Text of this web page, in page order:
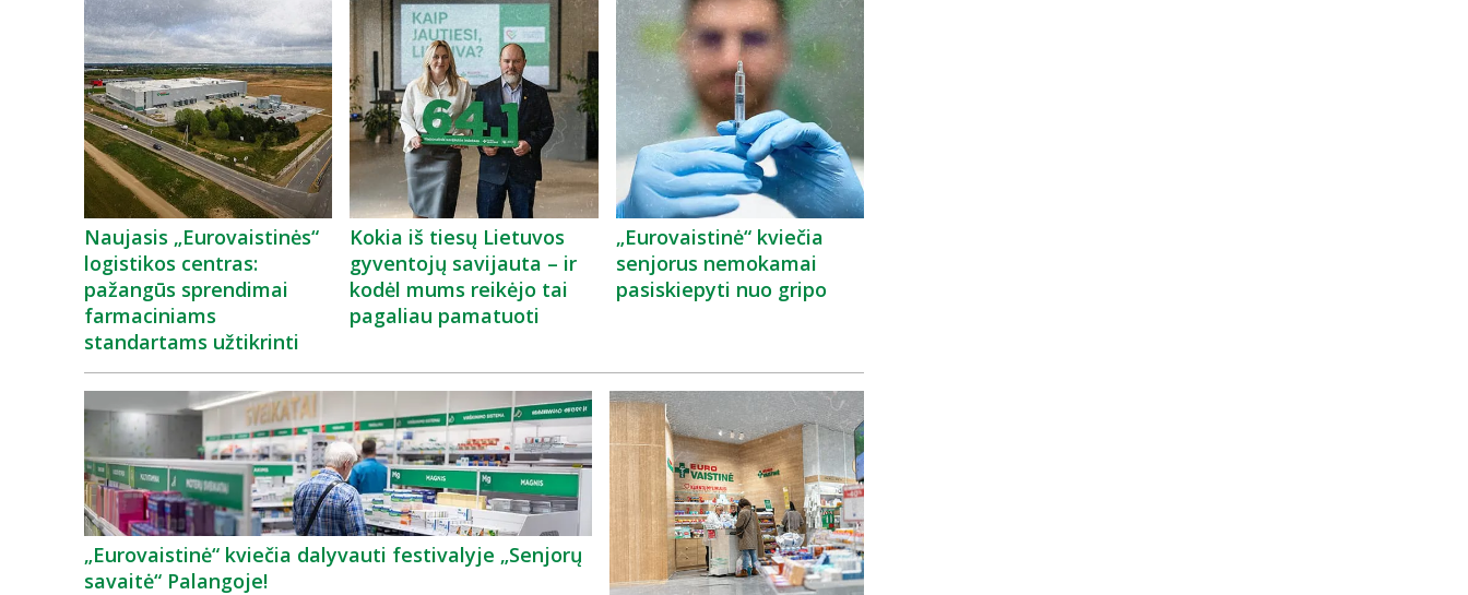
Naujasis „Eurovaistinės“
logistikos centras:
pažangūs sprendimai
farmaciniams
standartams užtikrinti
Kokia iš tiesų Lietuvos
gyventojų savijauta – ir
kodėl mums reikėjo tai
pagaliau pamatuoti
„Eurovaistinė“ kviečia
senjorus nemokamai
pasiskiepyti nuo gripo
„Eurovaistinė“ kviečia dalyvauti festivalyje „Senjorų
savaitė“ Palangoje!